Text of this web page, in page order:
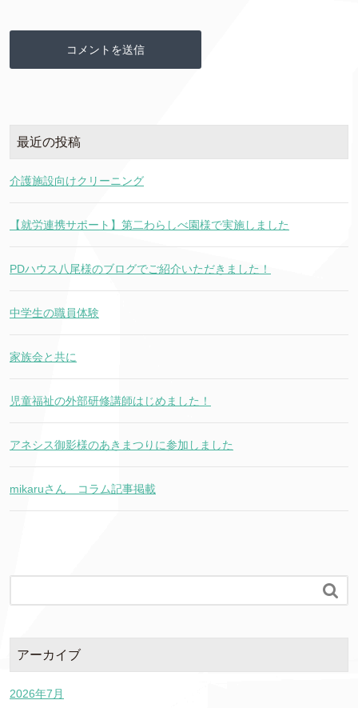
最近の投稿
介護施設向けクリーニング
【就労連携サポート】第二わらしべ園様で実施しました
PDハウス八尾様のブログでご紹介いただきました！
中学生の職員体験
家族会と共に
児童福祉の外部研修講師はじめました！
アネシス御影様のあきまつりに参加しました
mikaruさん コラム記事掲載

アーカイブ
2026年7月